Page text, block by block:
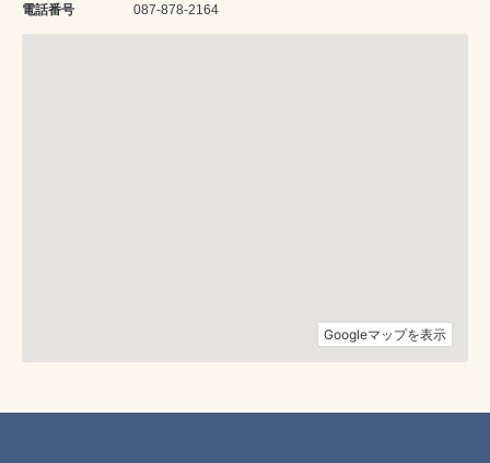
電話番号 087-878-2164